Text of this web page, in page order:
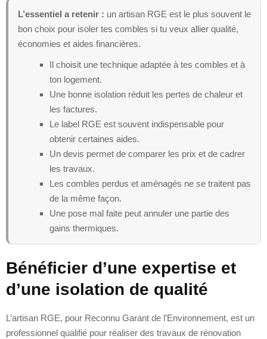
L’essentiel a retenir : un artisan RGE est le plus souvent le
bon choix pour isoler tes combles si tu veux allier qualité,
économies et aides financières.
Il choisit une technique adaptée à tes combles et à
ton logement.
Une bonne isolation réduit les pertes de chaleur et
les factures.
Le label RGE est souvent indispensable pour
obtenir certaines aides.
Un devis permet de comparer les prix et de cadrer
les travaux.
Les combles perdus et aménagés ne se traitent pas
de la même façon.
Une pose mal faite peut annuler une partie des
gains thermiques.
Bénéficier d’une expertise et
d’une isolation de qualité
L’artisan RGE, pour Reconnu Garant de l’Environnement, est un
professionnel qualifié pour réaliser des travaux de rénovation